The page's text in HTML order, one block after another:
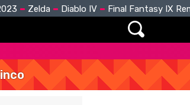
Zelda Diablo IV Final Fantasy IX